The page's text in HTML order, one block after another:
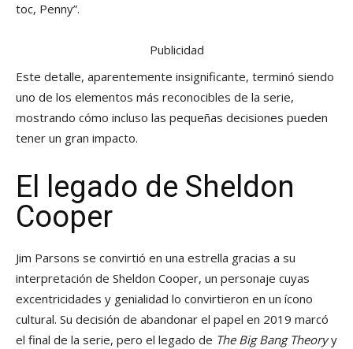
toc, Penny”.
Publicidad
Este detalle, aparentemente insignificante, terminó siendo
uno de los elementos más reconocibles de la serie,
mostrando cómo incluso las pequeñas decisiones pueden
tener un gran impacto.
El legado de Sheldon
Cooper
Jim Parsons se convirtió en una estrella gracias a su
interpretación de Sheldon Cooper, un personaje cuyas
excentricidades y genialidad lo convirtieron en un ícono
cultural. Su decisión de abandonar el papel en 2019 marcó
el final de la serie, pero el legado de The Big Bang Theoryy